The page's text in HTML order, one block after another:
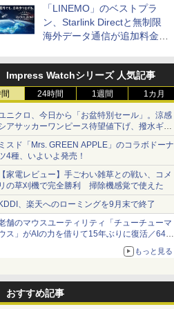
「LINEMO」のベストプラ
ン、Starlink Directと無制限
海外データ通信が追加料金な
Impress Watchシリーズ 人気記事
24時間 1週間 1カ月
ニクロ、今日から「お盆特別セール」。涼感
アサッカーワンピース待望値下げ、撥水ギア
ョーツは1990円に
スド「Mrs. GREEN APPLE」のコラボドーナ
4種、いよいよ発売！
家電レビュー】手ごわい雑草との戦い、コメ
の草刈機で完全勝利 掃除機感覚で使えた
、楽天へのローミングを9月末で終了
舗のマウスユーティリティ「チューチューマ
ス」がAIの力を借りて15年ぶりに復活／64bit
、Windows 10/11、「Chrome」も走り回
。復活記念で2026年末まで500円
もっと見る
おすすめ記事